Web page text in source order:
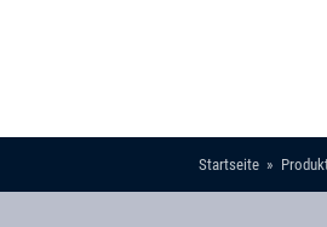
Startseite